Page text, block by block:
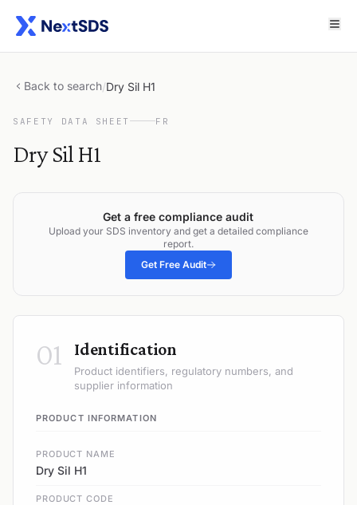
Back to search/Dry Sil H1
SAFETY DATA SHEET FR
Dry Sil H1
Get a free compliance audit
Upload your SDS inventory and get a detailed compliance
report.
Get Free Audit
01 Identification
Product identifiers, regulatory numbers, and
supplier information
PRODUCT INFORMATION
PRODUCT NAME
Dry Sil H1
PRODUCT CODE